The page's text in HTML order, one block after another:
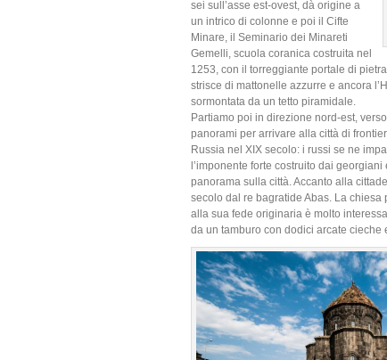
sei sull’asse est-ovest, dà origine a
un intrico di colonne e poi il Cifte
Minare, il Seminario dei Minareti
Gemelli, scuola coranica costruita nel
1253, con il torreggiante portale di
strisce di mattonelle azzurre e ancora
sormontata da un tetto piramidale.
Partiamo poi in direzione nord-est,
panorami per arrivare alla città di
Russia nel XIX secolo: i russi se ne
l’imponente forte costruito dai
panorama sulla città. Accanto alla
secolo dal re bagratide Abas. La
alla sua fede originaria è molto
da un tamburo con dodici arcate